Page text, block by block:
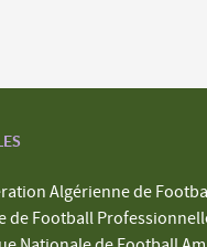
Algérienne de
de Football